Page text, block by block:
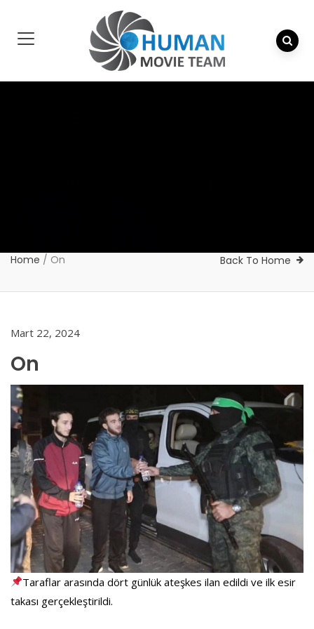
Home / On Back To Home
Mart 22, 2024
On
Taraflar arasında dört günlük ateşkes ilan edildi ve ilk esir
takası gerçekleştirildi.